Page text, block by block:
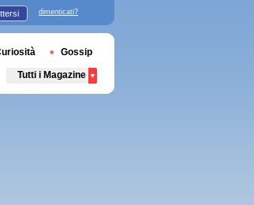
dimenticati?
Gossip
Tutti i Magazine